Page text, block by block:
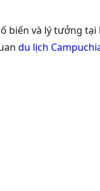
biến và lý tưởng
du lịch